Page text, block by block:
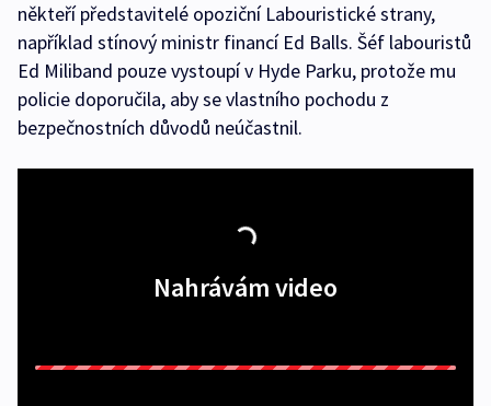
někteří představitelé opoziční Labouristické strany,
například stínový ministr financí Ed Balls. Šéf labouristů
Ed Miliband pouze vystoupí v Hyde Parku, protože mu
policie doporučila, aby se vlastního pochodu z
bezpečnostních důvodů neúčastnil.
Nahrávám video